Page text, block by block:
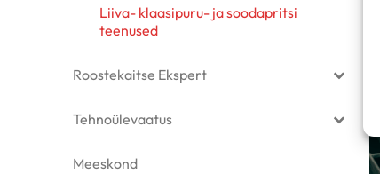
Liiva- klaasipuru- ja soodapritsi
teenused
Roostekaitse Ekspert
Tehnoülevaatus
Meeskond